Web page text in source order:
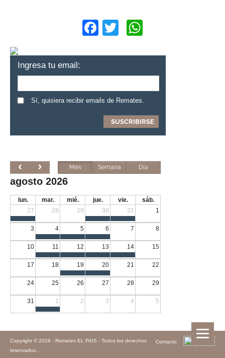
Facebook
Twitter
Ingresa tu email:
Sí, quisiera recibir emails de Remates.
Mes Semana Día
agosto 2026
lun. mar. mié. jue. vie.
sáb.
27
28 29 30 31 1
3 4 5 6 7 8
10 11 12 13 14 15
17 18 19 20 21 22
24 25 26 27 28 29
31 1 2 3 4 5
Contacto
Copyright © 2026 - Remates EL PAIS - Todos los derechos
reservados.